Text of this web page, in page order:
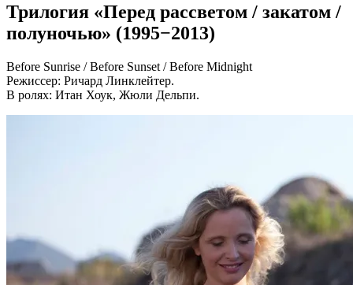
Трилогия «Перед рассветом / закатом /
полуночью» (1995−2013)
Before Sunrise / Before Sunset / Before Midnight
Режиссер: Ричард Линклейтер.
В ролях: Итан Хоук, Жюли Дельпи.